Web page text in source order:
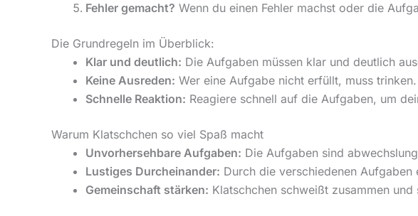
Fehler gemacht? Wenn du einen Fehler machst oder die
Die Grundregeln im Überblick:
Klar und deutlich: Die Aufgaben müssen klar und deutlich
Keine Ausreden: Wer eine Aufgabe nicht erfüllt, muss trinken.
Schnelle Reaktion: Reagiere schnell auf die Aufgaben, um
Warum Klatschchen so viel Spaß macht
Unvorhersehbare Aufgaben: Die Aufgaben sind
Lustiges Durcheinander: Durch die verschiedenen Aufgaben
Gemeinschaft stärken: Klatschchen schweißt zusammen